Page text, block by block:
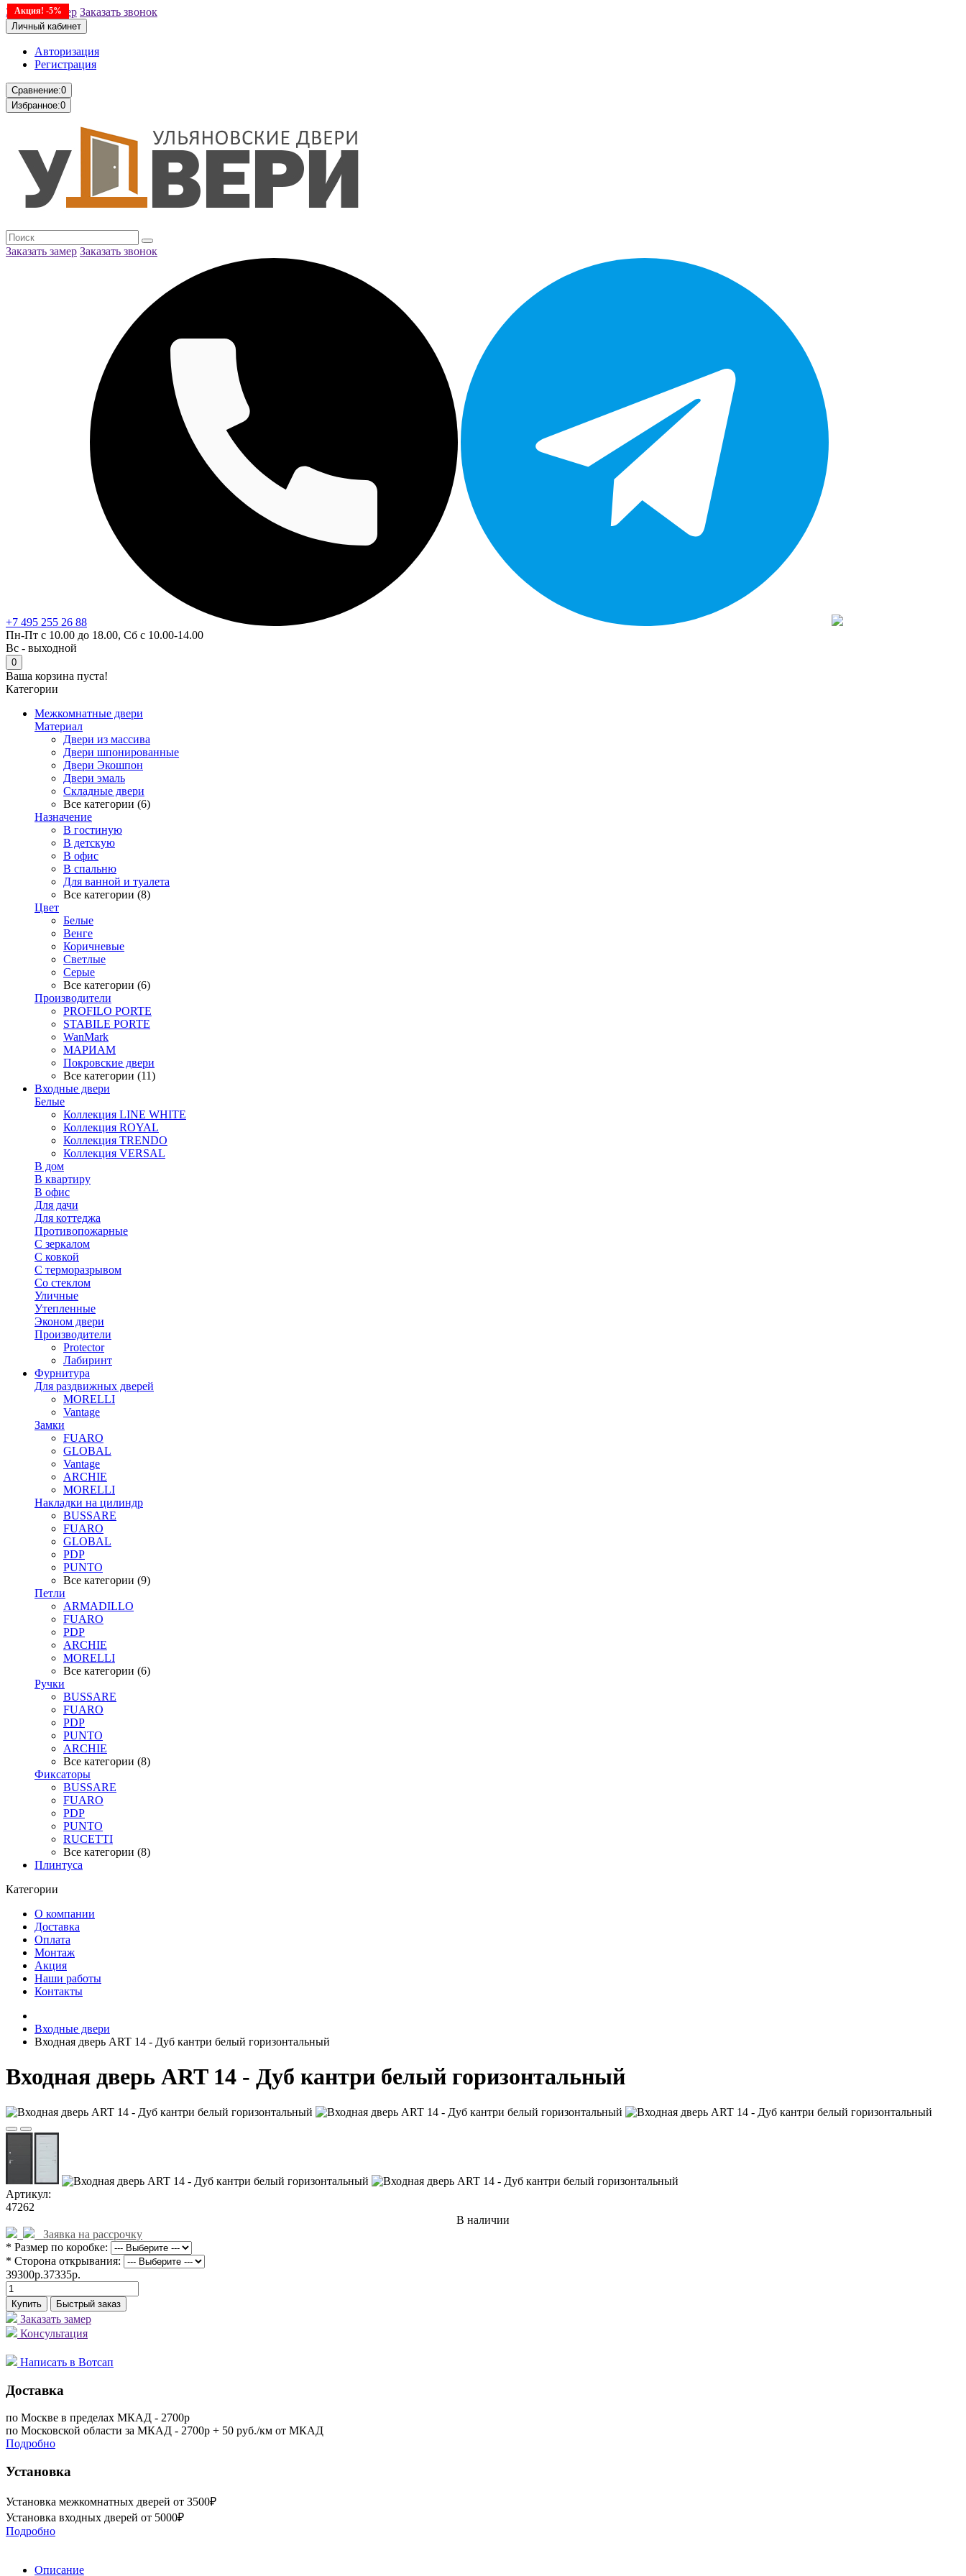
Заказать замер Заказать звонок
Личный кабинет
Авторизация
Регистрация
Сравнение:0
Избранное:0
Заказать замер Заказать звонок
+7 495 255 26 88
Пн-Пт с 10.00 до 18.00, Сб с 10.00-14.00
Вс - выходной
0
Ваша корзина пуста!
Категории
Межкомнатные двери
Материал
Двери из массива
Двери шпонированные
Двери Экошпон
Двери эмаль
Складные двери
Все категории (6)
Назначение
В гостиную
В детскую
В офис
В спальню
Для ванной и туалета
Все категории (8)
Цвет
Белые
Венге
Коричневые
Светлые
Серые
Все категории (6)
Производители
PROFILO PORTE
STABILE PORTE
WanMark
МАРИАМ
Покровские двери
Все категории (11)
Входные двери
Белые
Коллекция LINE WHITE
Коллекция ROYAL
Коллекция TRENDO
Коллекция VERSAL
В дом
В квартиру
В офис
Для дачи
Для коттеджа
Противопожарные
С зеркалом
С ковкой
С терморазрывом
Со стеклом
Уличные
Утепленные
Эконом двери
Производители
Protector
Лабиринт
Фурнитура
Для раздвижных дверей
MORELLI
Vantage
Замки
FUARO
GLOBAL
Vantage
ARCHIE
MORELLI
Накладки на цилиндр
BUSSARE
FUARO
GLOBAL
PDP
PUNTO
Все категории (9)
Петли
ARMADILLO
FUARO
PDP
ARCHIE
MORELLI
Все категории (6)
Ручки
BUSSARE
FUARO
PDP
PUNTO
ARCHIE
Все категории (8)
Фиксаторы
BUSSARE
FUARO
PDP
PUNTO
RUCETTI
Все категории (8)
Плинтуса
Категории
О компании
Доставка
Оплата
Монтаж
Акция
Наши работы
Контакты
Входные двери
Входная дверь ART 14 - Дуб кантри белый горизонтальный
Входная дверь ART 14 - Дуб кантри белый горизонтальный
Акция! -5%
Артикул:
47262
В наличии
Заявка на рассрочку
* Размер по коробке:
* Сторона открывания:
39300р.37335р.
Купить Быстрый заказ
Заказать замер
Консультация
Написать в Вотсап
Доставка
по Москве в пределах МКАД - 2700р
по Московской области за МКАД - 2700р + 50 руб./км от МКАД
Подробно
Установка
Установка межкомнатных дверей от 3500₽
Установка входных дверей от 5000₽
Подробно
Описание